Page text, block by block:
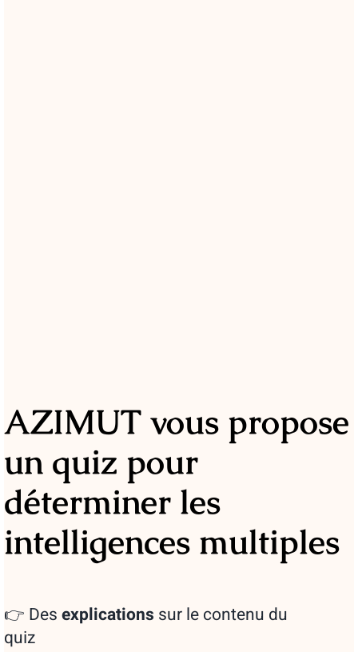
AZIMUT vous propose
un quiz pour
déterminer les
intelligences multiples
👉 Desexplications sur le contenu du
quiz